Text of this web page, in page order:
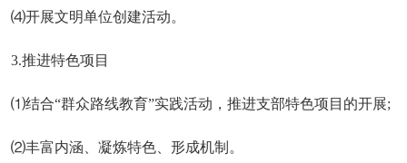
⑷开展文明单位创建活动。
3.推进特色项目
⑴结合“群众路线教育”实践活动，推进支部特色项目的开展;
⑵丰富内涵、凝炼特色、形成机制。